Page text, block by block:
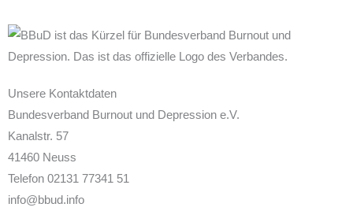
Unsere Kontaktdaten
Bundesverband Burnout und Depression e.V.
Kanalstr. 57
41460 Neuss
Telefon 02131 77341 51
info@bbud.info